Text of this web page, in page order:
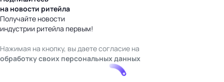
на новости ритейла
Получайте новости
индустрии ритейла первым!
Нажимая на кнопку, вы даете согласие на
обработку своих персональных данных